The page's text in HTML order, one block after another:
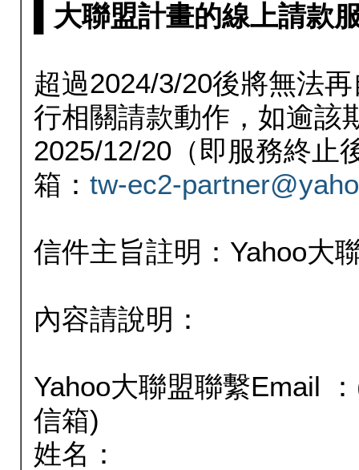
▌大聯盟計畫的線上請款
超過2024/3/20後將無法
行相關請款動作，如逾該
2025/12/20（即服務終止
箱： tw-ec2-
信件主旨註明：Yahoo大
內容請說明：
Yahoo大聯盟聯繫Email
信箱)
姓名：